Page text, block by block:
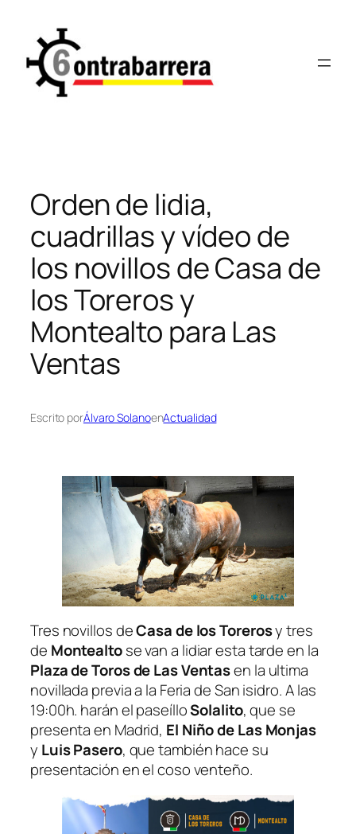
contenido
Orden de lidia,
cuadrillas y vídeo de
los novillos de Casa de
los Toreros y
Montealto para Las
Ventas
Escrito porÁlvaro SolanoenActualidad
Tres novillos deCasa de los Torerosy tres
de Montealtose van a lidiar esta tarde en la
Plaza de Toros de Las Ventasen la ultima
novillada previa a la Feria de San isidro. A las
19:00h. harán el paseílloSolalito, que se
presenta en Madrid, El Niño de Las Monjas
y Luis Pasero, que también hace su
presentación en el coso venteño.